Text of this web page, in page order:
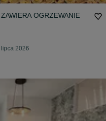
OGRZEWANIE
2026